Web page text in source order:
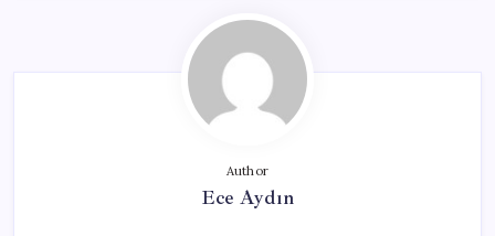
Author
Ece Aydın